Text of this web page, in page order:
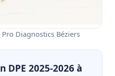
Diagnostics Béziers
2025-2026 à